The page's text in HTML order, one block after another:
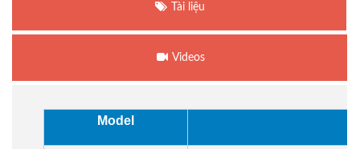
Tài liệu
Videos
Model